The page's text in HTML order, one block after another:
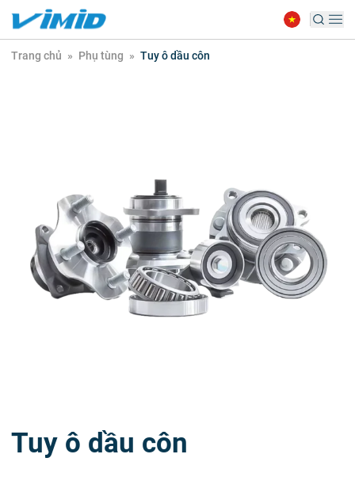
Trang chủ » Phụ tùng » Tuy ô dầu côn
Tuy ô dầu côn